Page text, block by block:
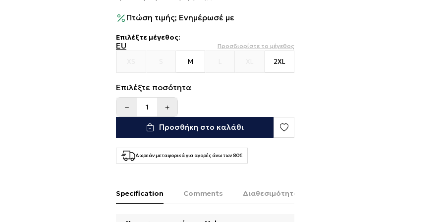
Πτώση τιμής; Ενημέρωσέ με
Επιλέξτε μέγεθος:
EU Προσδιορίστε το μέγεθος
M 2XL
Επιλέξτε ποσότητα
Προσθήκη στο καλάθι
Δωρεάν μεταφορικά για αγορές άνω των 80€
Specification Comments Διαθεσιμότητα στο κατάστημα